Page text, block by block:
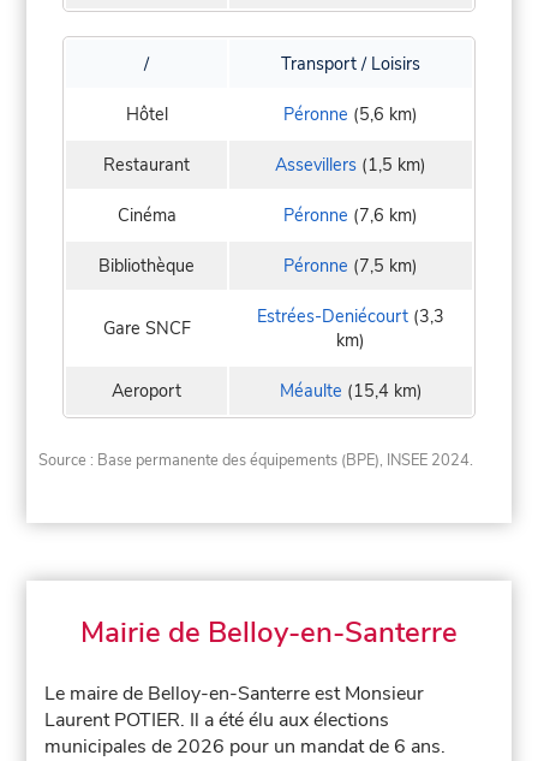
/ Transport / Loisirs
Hôtel Péronne (5,6 km)
Restaurant Assevillers (1,5 km)
Cinéma Péronne (7,6 km)
Bibliothèque Péronne (7,5 km)
Gare SNCF Estrées-Deniécourt (3,3
km)
Aeroport Méaulte (15,4 km)
Source : Base permanente des équipements (BPE), INSEE 2024.
Mairie de Belloy-en-Santerre
Le maire de Belloy-en-Santerre est Monsieur
Laurent POTIER. Il a été élu aux élections
municipales de 2026 pour un mandat de 6 ans.